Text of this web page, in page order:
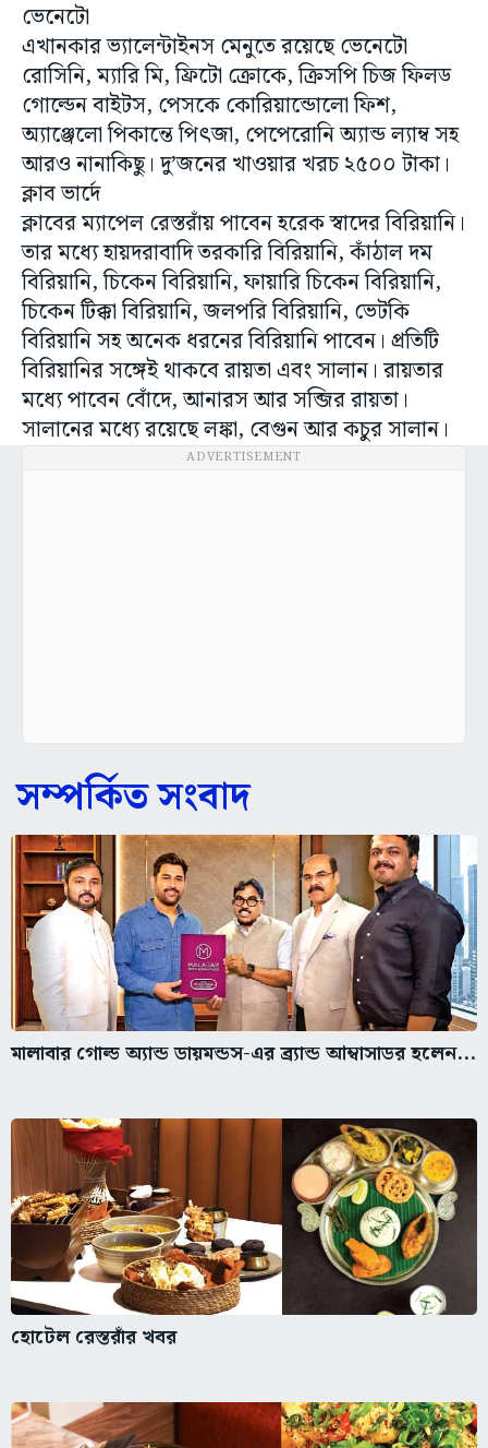
ভেনেটো
এখানকার ভ্যালেন্টাইনস মেনুতে রয়েছে ভেনেটো
রোসিনি, ম্যারি মি, ফ্রিটো ক্রোকে, ক্রিসপি চিজ ফিলড
গোল্ডেন বাইটস, পেসকে কোরিয়ান্ডোলো ফিশ,
অ্যাঞ্জেলো পিকান্তে পিৎজা, পেপেরোনি অ্যান্ড ল্যাম্ব সহ
আরও নানাকিছু। দু’জনের খাওয়ার খরচ ২৫০০ টাকা।
ক্লাব ভার্দে
ক্লাবের ম্যাপেল রেস্তরাঁয় পাবেন হরেক স্বাদের বিরিয়ানি।
তার মধ্যে হায়দরাবাদি তরকারি বিরিয়ানি, কাঁঠাল দম
বিরিয়ানি, চিকেন বিরিয়ানি, ফায়ারি চিকেন বিরিয়ানি,
চিকেন টিক্কা বিরিয়ানি, জলপরি বিরিয়ানি, ভেটকি
বিরিয়ানি সহ অনেক ধরনের বিরিয়ানি পাবেন। প্রতিটি
বিরিয়ানির সঙ্গেই থাকবে রায়তা এবং সালান। রায়তার
মধ্যে পাবেন বোঁদে, আনারস আর সব্জির রায়তা।
সালানের মধ্যে রয়েছে লঙ্কা, বেগুন আর কচুর সালান।
ADVERTISEMENT
সম্পর্কিত সংবাদ
মালাবার গোল্ড অ্যান্ড ডায়মন্ডস-এর ব্র্যান্ড আম্বাসাডর হলেন...
হোটেল রেস্তরাঁর খবর